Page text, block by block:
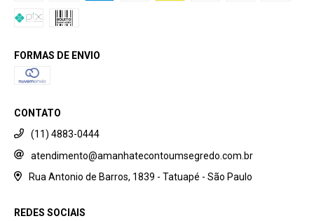
FORMAS DE ENVIO
CONTATO
(11) 4883-0444
atendimento@amanhatecontoumsegredo.com.br
Rua Antonio de Barros, 1839 - Tatuapé - São Paulo
REDES SOCIAIS